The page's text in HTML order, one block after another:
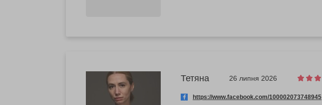
Тетяна 26 липня 2026
https://www.facebook.com/100002073748945